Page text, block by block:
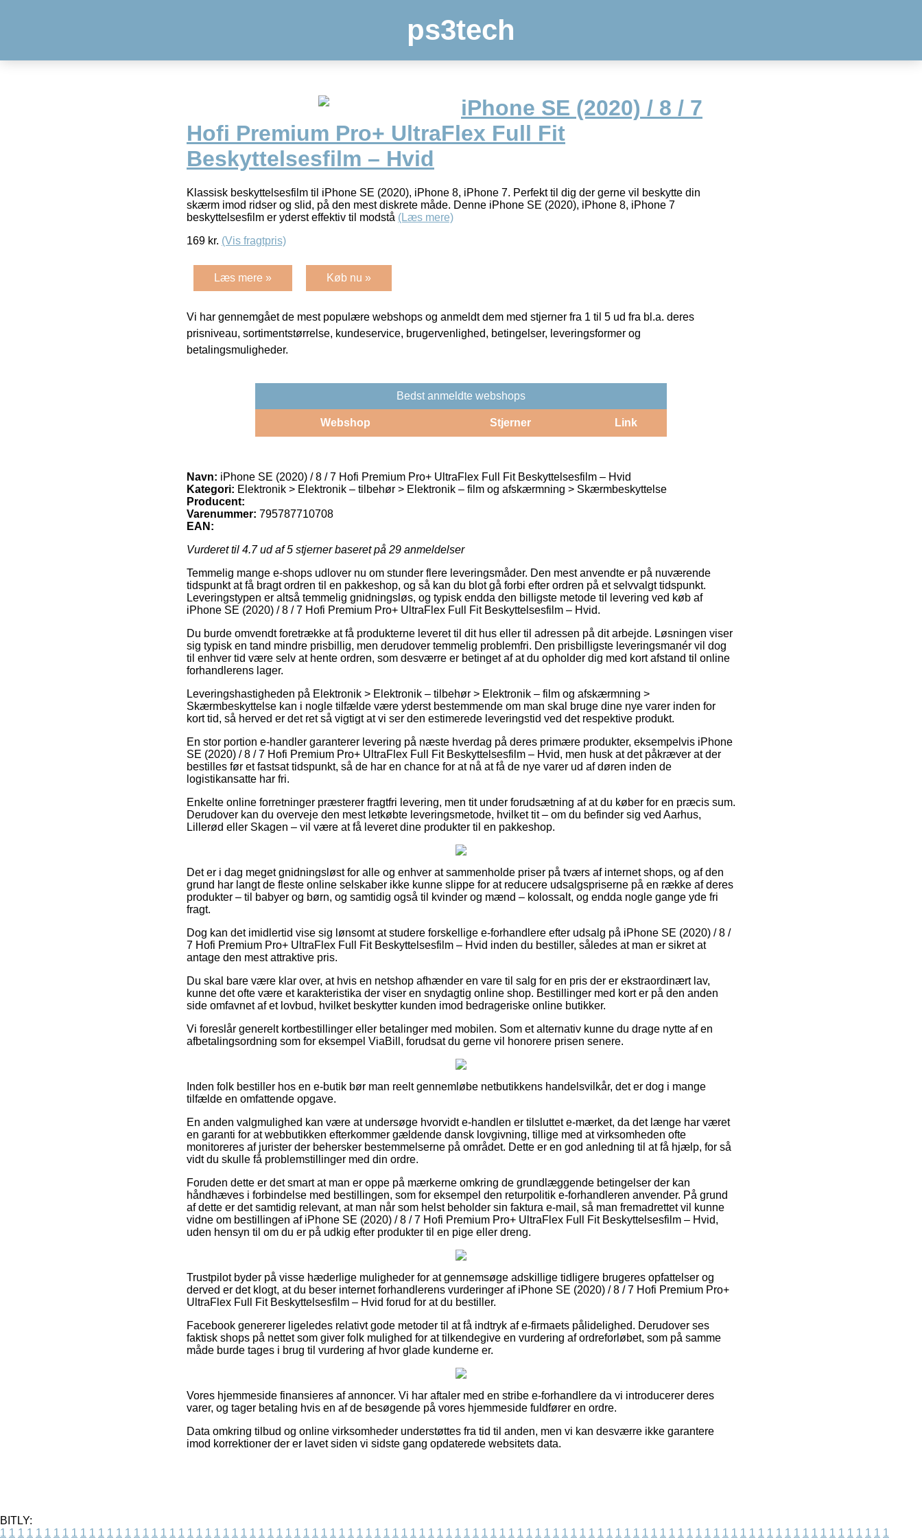
ps3tech
iPhone SE (2020) / 8 / 7
Hofi Premium Pro+ UltraFlex Full Fit
Beskyttelsesfilm – Hvid
Klassisk beskyttelsesfilm til iPhone SE (2020), iPhone 8, iPhone 7. Perfekt til dig der gerne vil beskytte din
skærm imod ridser og slid, på den mest diskrete måde. Denne iPhone SE (2020), iPhone 8, iPhone 7
beskyttelsesfilm er yderst effektiv til modstå (Læs mere)
169 kr. (Vis fragtpris)
Læs mere » Køb nu »
Vi har gennemgået de mest populære webshops og anmeldt dem med stjerner fra 1 til 5 ud fra bl.a. deres
prisniveau, sortimentstørrelse, kundeservice, brugervenlighed, betingelser, leveringsformer og
betalingsmuligheder.
Bedst anmeldte webshops
Webshop Stjerner Link
Navn: iPhone SE (2020) / 8 / 7 Hofi Premium Pro+ UltraFlex Full Fit Beskyttelsesfilm – Hvid
Kategori: Elektronik > Elektronik – tilbehør > Elektronik – film og afskærmning > Skærmbeskyttelse
Producent:
Varenummer: 795787710708
EAN:
Vurderet til 4.7ud af 5 stjerner baseret på 29 anmeldelser
Temmelig mange e-shops udlover nu om stunder flere leveringsmåder. Den mest anvendte er på nuværende
tidspunkt at få bragt ordren til en pakkeshop, og så kan du blot gå forbi efter ordren på et selvvalgt tidspunkt.
Leveringstypen er altså temmelig gnidningsløs, og typisk endda den billigste metode til levering ved køb af
iPhone SE (2020) / 8 / 7 Hofi Premium Pro+ UltraFlex Full Fit Beskyttelsesfilm – Hvid.
Du burde omvendt foretrække at få produkterne leveret til dit hus eller til adressen på dit arbejde. Løsningen viser
sig typisk en tand mindre prisbillig, men derudover temmelig problemfri. Den prisbilligste leveringsmanér vil dog
til enhver tid være selv at hente ordren, som desværre er betinget af at du opholder dig med kort afstand til online
forhandlerens lager.
Leveringshastigheden på Elektronik > Elektronik – tilbehør > Elektronik – film og afskærmning >
Skærmbeskyttelse kan i nogle tilfælde være yderst bestemmende om man skal bruge dine nye varer inden for
kort tid, så herved er det ret så vigtigt at vi ser den estimerede leveringstid ved det respektive produkt.
En stor portion e-handler garanterer levering på næste hverdag på deres primære produkter, eksempelvis iPhone
SE (2020) / 8 / 7 Hofi Premium Pro+ UltraFlex Full Fit Beskyttelsesfilm – Hvid, men husk at det påkræver at der
bestilles før et fastsat tidspunkt, så de har en chance for at nå at få de nye varer ud af døren inden de
logistikansatte har fri.
Enkelte online forretninger præsterer fragtfri levering, men tit under forudsætning af at du køber for en præcis sum.
Derudover kan du overveje den mest letkøbte leveringsmetode, hvilket tit – om du befinder sig ved Aarhus,
Lillerød eller Skagen – vil være at få leveret dine produkter til en pakkeshop.
Det er i dag meget gnidningsløst for alle og enhver at sammenholde priser på tværs af internet shops, og af den
grund har langt de fleste online selskaber ikke kunne slippe for at reducere udsalgspriserne på en række af deres
produkter – til babyer og børn, og samtidig også til kvinder og mænd – kolossalt, og endda nogle gange yde fri
fragt.
Dog kan det imidlertid vise sig lønsomt at studere forskellige e-forhandlere efter udsalg på iPhone SE (2020) / 8 /
7 Hofi Premium Pro+ UltraFlex Full Fit Beskyttelsesfilm – Hvid inden du bestiller, således at man er sikret at
antage den mest attraktive pris.
Du skal bare være klar over, at hvis en netshop afhænder en vare til salg for en pris der er ekstraordinært lav,
kunne det ofte være et karakteristika der viser en snydagtig online shop. Bestillinger med kort er på den anden
side omfavnet af et lovbud, hvilket beskytter kunden imod bedrageriske online butikker.
Vi foreslår generelt kortbestillinger eller betalinger med mobilen. Som et alternativ kunne du drage nytte af en
afbetalingsordning som for eksempel ViaBill, forudsat du gerne vil honorere prisen senere.
Inden folk bestiller hos en e-butik bør man reelt gennemløbe netbutikkens handelsvilkår, det er dog i mange
tilfælde en omfattende opgave.
En anden valgmulighed kan være at undersøge hvorvidt e-handlen er tilsluttet e-mærket, da det længe har været
en garanti for at webbutikken efterkommer gældende dansk lovgivning, tillige med at virksomheden ofte
monitoreres af jurister der behersker bestemmelserne på området. Dette er en god anledning til at få hjælp, for så
vidt du skulle få problemstillinger med din ordre.
Foruden dette er det smart at man er oppe på mærkerne omkring de grundlæggende betingelser der kan
håndhæves i forbindelse med bestillingen, som for eksempel den returpolitik e-forhandleren anvender. På grund
af dette er det samtidig relevant, at man når som helst beholder sin faktura e-mail, så man fremadrettet vil kunne
vidne om bestillingen af iPhone SE (2020) / 8 / 7 Hofi Premium Pro+ UltraFlex Full Fit Beskyttelsesfilm – Hvid,
uden hensyn til om du er på udkig efter produkter til en pige eller dreng.
Trustpilot byder på visse hæderlige muligheder for at gennemsøge adskillige tidligere brugeres opfattelser og
derved er det klogt, at du beser internet forhandlerens vurderinger af iPhone SE (2020) / 8 / 7 Hofi Premium Pro+
UltraFlex Full Fit Beskyttelsesfilm – Hvid forud for at du bestiller.
Facebook genererer ligeledes relativt gode metoder til at få indtryk af e-firmaets pålidelighed. Derudover ses
faktisk shops på nettet som giver folk mulighed for at tilkendegive en vurdering af ordreforløbet, som på samme
måde burde tages i brug til vurdering af hvor glade kunderne er.
Vores hjemmeside finansieres af annoncer. Vi har aftaler med en stribe e-forhandlere da vi introducerer deres
varer, og tager betaling hvis en af de besøgende på vores hjemmeside fuldfører en ordre.
Data omkring tilbud og online virksomheder understøttes fra tid til anden, men vi kan desværre ikke garantere
imod korrektioner der er lavet siden vi sidste gang opdaterede websitets data.
BITLY:
1 1 1 1 1 1 1 1 1 1 1 1 1 1 1 1 1 1 1 1 1 1 1 1 1 1 1 1 1 1 1 1 1 1 1 1 1 1 1 1 1 1 1 1 1 1 1 1 1 1 1 1 1 1 1 1 1 1 1 1 1 1 1 1 1 1 1 1 1 1 1 1 1 1 1 1 1 1 1 1 1 1 1 1 1 1 1 1 1 1 1 1 1 1 1 1 1 1 1 1